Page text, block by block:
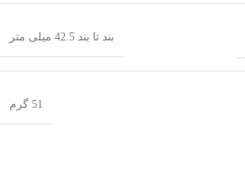
بند تا بند 42.5 میلی متر
51 گرم